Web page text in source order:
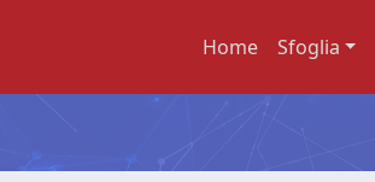
Home Sfoglia